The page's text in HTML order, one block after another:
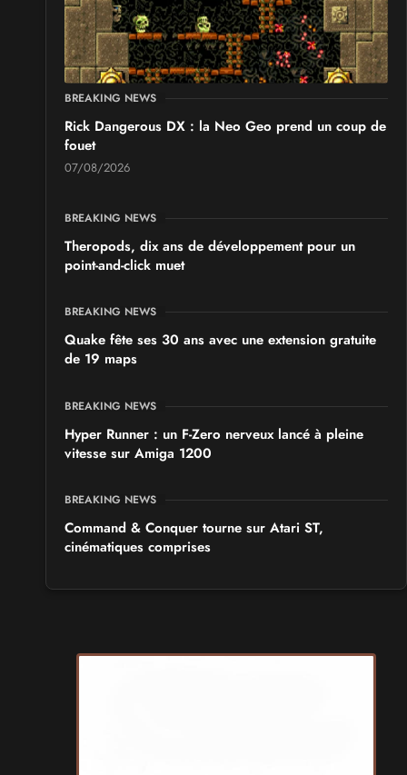
BREAKING NEWS
Rick Dangerous DX : la Neo Geo prend un coup de
fouet
07/08/2026
BREAKING NEWS
Theropods, dix ans de développement pour un
point-and-click muet
BREAKING NEWS
Quake fête ses 30 ans avec une extension gratuite
de 19 maps
BREAKING NEWS
Hyper Runner : un F-Zero nerveux lancé à pleine
vitesse sur Amiga 1200
BREAKING NEWS
Command & Conquer tourne sur Atari ST,
cinématiques comprises